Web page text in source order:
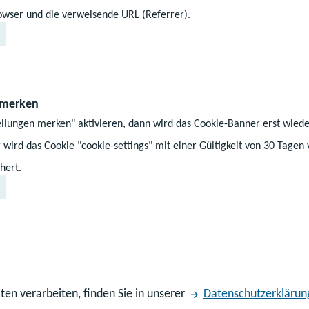
und die verweisende URL (Referrer).
merken" aktivieren, dann wird das Cookie-Banner erst
das Cookie "cookie-settings" mit einer Gültigkeit von 30 Tagen
verarbeiten, finden Sie in unserer
Unterstützung durch
Der Antrag zur
Förderbedarfs kann
volljährige Schülerin
durch die Verordnung
Schulen
oder zu
schaffen, die den
sowie
deren
Erkrankung gewährt.
Weiterlesen